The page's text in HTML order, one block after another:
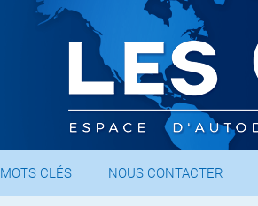
MOTS CLÉS NOUS CONTACTER